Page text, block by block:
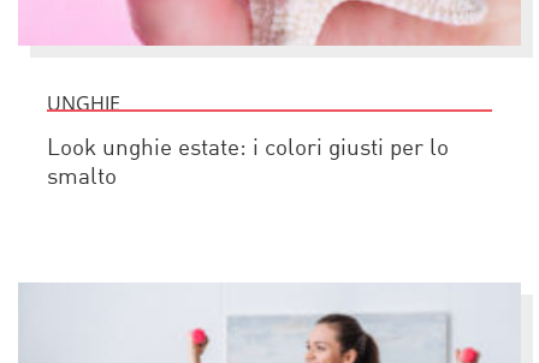
UNGHIE
Look unghie estate: i colori giusti per lo
smalto